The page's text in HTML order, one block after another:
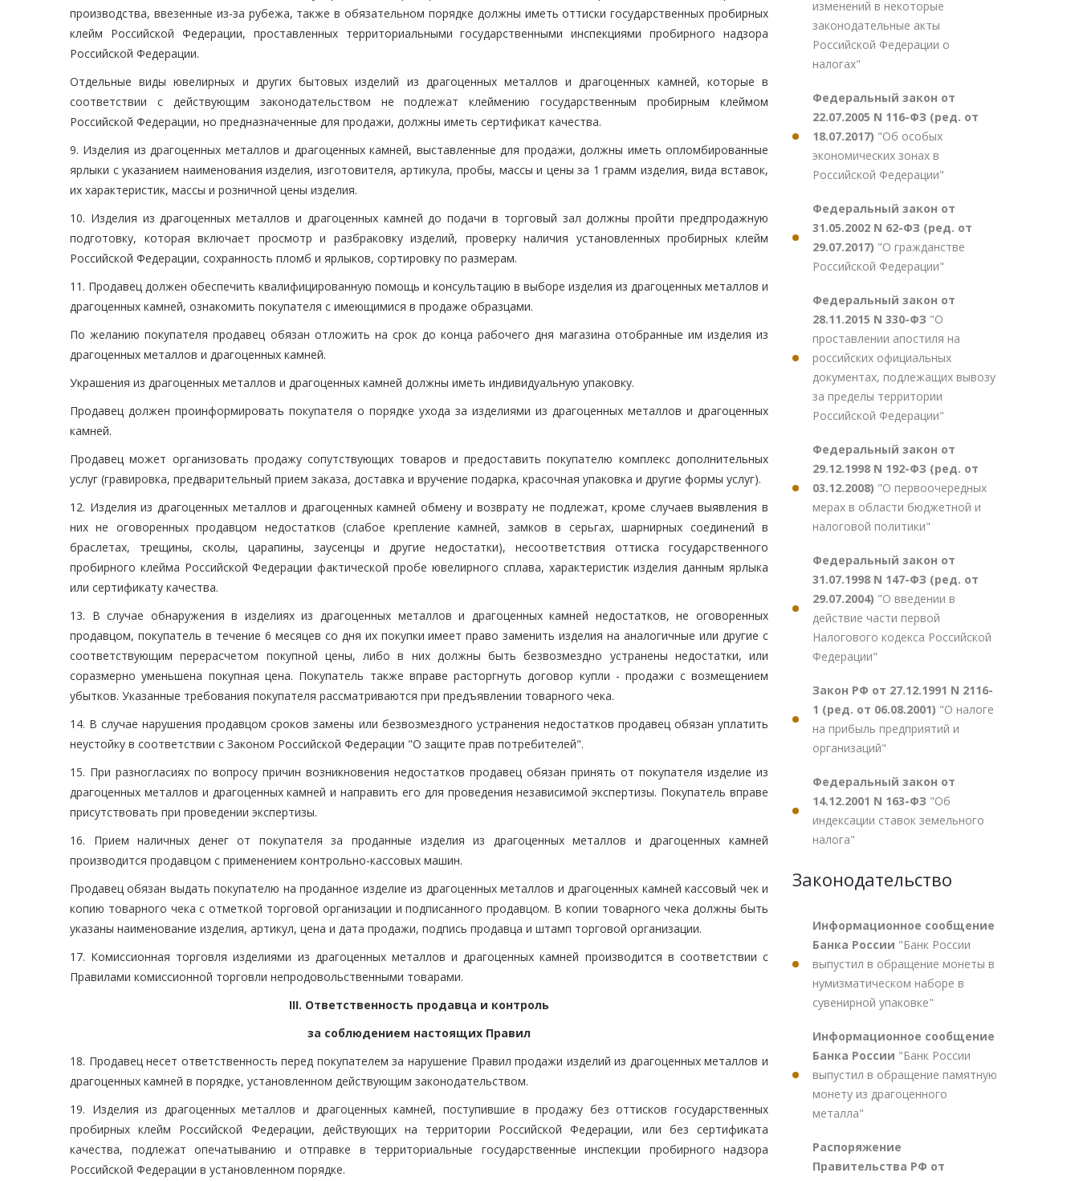
производства, ввезенные из-за рубежа, также в обязательном порядке должны иметь оттиски государственных пробирных
клейм Российской Федерации, проставленных территориальными государственными инспекциями пробирного надзора
Российской Федерации.
Отдельные виды ювелирных и других бытовых изделий из драгоценных металлов и драгоценных камней, которые в
соответствии с действующим законодательством не подлежат клеймению государственным пробирным клеймом
Российской Федерации, но предназначенные для продажи, должны иметь сертификат качества.
9. Изделия из драгоценных металлов и драгоценных камней, выставленные для продажи, должны иметь опломбированные
ярлыки с указанием наименования изделия, изготовителя, артикула, пробы, массы и цены за 1 грамм изделия, вида вставок,
их характеристик, массы и розничной цены изделия.
10. Изделия из драгоценных металлов и драгоценных камней до подачи в торговый зал должны пройти предпродажную
подготовку, которая включает просмотр и разбраковку изделий, проверку наличия установленных пробирных клейм
Российской Федерации, сохранность пломб и ярлыков, сортировку по размерам.
11. Продавец должен обеспечить квалифицированную помощь и консультацию в выборе изделия из драгоценных металлов и
драгоценных камней, ознакомить покупателя с имеющимися в продаже образцами.
По желанию покупателя продавец обязан отложить на срок до конца рабочего дня магазина отобранные им изделия из
драгоценных металлов и драгоценных камней.
Украшения из драгоценных металлов и драгоценных камней должны иметь индивидуальную упаковку.
Продавец должен проинформировать покупателя о порядке ухода за изделиями из драгоценных металлов и драгоценных
камней.
Продавец может организовать продажу сопутствующих товаров и предоставить покупателю комплекс дополнительных
услуг (гравировка, предварительный прием заказа, доставка и вручение подарка, красочная упаковка и другие формы услуг).
12. Изделия из драгоценных металлов и драгоценных камней обмену и возврату не подлежат, кроме случаев выявления в
них не оговоренных продавцом недостатков (слабое крепление камней, замков в серьгах, шарнирных соединений в
браслетах, трещины, сколы, царапины, заусенцы и другие недостатки), несоответствия оттиска государственного
пробирного клейма Российской Федерации фактической пробе ювелирного сплава, характеристик изделия данным ярлыка
или сертификату качества.
13. В случае обнаружения в изделиях из драгоценных металлов и драгоценных камней недостатков, не оговоренных
продавцом, покупатель в течение 6 месяцев со дня их покупки имеет право заменить изделия на аналогичные или другие с
соответствующим перерасчетом покупной цены, либо в них должны быть безвозмездно устранены недостатки, или
соразмерно уменьшена покупная цена. Покупатель также вправе расторгнуть договор купли - продажи с возмещением
убытков. Указанные требования покупателя рассматриваются при предъявлении товарного чека.
14. В случае нарушения продавцом сроков замены или безвозмездного устранения недостатков продавец обязан уплатить
неустойку в соответствии с Законом Российской Федерации "О защите прав потребителей".
15. При разногласиях по вопросу причин возникновения недостатков продавец обязан принять от покупателя изделие из
драгоценных металлов и драгоценных камней и направить его для проведения независимой экспертизы. Покупатель вправе
присутствовать при проведении экспертизы.
16. Прием наличных денег от покупателя за проданные изделия из драгоценных металлов и драгоценных камней
производится продавцом с применением контрольно-кассовых машин.
Продавец обязан выдать покупателю на проданное изделие из драгоценных металлов и драгоценных камней кассовый чек и
копию товарного чека с отметкой торговой организации и подписанного продавцом. В копии товарного чека должны быть
указаны наименование изделия, артикул, цена и дата продажи, подпись продавца и штамп торговой организации.
17. Комиссионная торговля изделиями из драгоценных металлов и драгоценных камней производится в соответствии с
Правилами комиссионной торговли непродовольственными товарами.
III. Ответственность продавца и контроль
за соблюдением настоящих Правил
18. Продавец несет ответственность перед покупателем за нарушение Правил продажи изделий из драгоценных металлов и
драгоценных камней в порядке, установленном действующим законодательством.
19. Изделия из драгоценных металлов и драгоценных камней, поступившие в продажу без оттисков государственных
пробирных клейм Российской Федерации, действующих на территории Российской Федерации, или без сертификата
качества, подлежат опечатыванию и отправке в территориальные государственные инспекции пробирного надзора
Российской Федерации в установленном порядке.
изменений в некоторые
законодательные акты
Российской Федерации о
налогах"
Федеральный закон от
22.07.2005 N 116-ФЗ (ред. от
18.07.2017) "Об особых
экономических зонах в
Российской Федерации"
Федеральный закон от
31.05.2002 N 62-ФЗ (ред. от
29.07.2017) "О гражданстве
Российской Федерации"
Федеральный закон от
28.11.2015 N 330-ФЗ "О
проставлении апостиля на
российских официальных
документах, подлежащих вывозу
за пределы территории
Российской Федерации"
Федеральный закон от
29.12.1998 N 192-ФЗ (ред. от
03.12.2008) "О первоочередных
мерах в области бюджетной и
налоговой политики"
Федеральный закон от
31.07.1998 N 147-ФЗ (ред. от
29.07.2004) "О введении в
действие части первой
Налогового кодекса Российской
Федерации"
Закон РФ от 27.12.1991 N 2116-
1 (ред. от 06.08.2001) "О налоге
на прибыль предприятий и
организаций"
Федеральный закон от
14.12.2001 N 163-ФЗ "Об
индексации ставок земельного
налога"
Законодательство
Информационное сообщение
Банка России "Банк России
выпустил в обращение монеты в
нумизматическом наборе в
сувенирной упаковке"
Информационное сообщение
Банка России "Банк России
выпустил в обращение памятную
монету из драгоценного
металла"
Распоряжение
Правительства РФ от